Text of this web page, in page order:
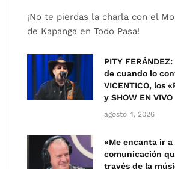
¡No te pierdas la charla con el
de Kapanga en Todo Pasa!
PITY
de cuando lo
VICENTICO, los
y SHOW EN VIVO
agosto 4, 2026
«Me encanta ir
comunicación
través de la